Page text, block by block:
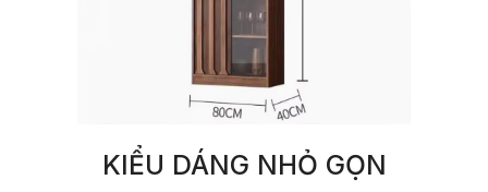
KIỂU DÁNG NHỎ GỌN